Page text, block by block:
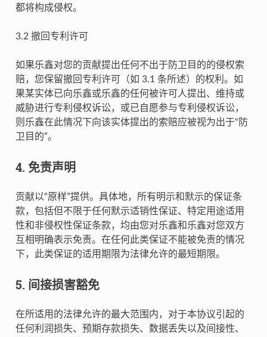
都将构成侵权。
3.2 撤回专利许可
如果乐鑫对您的贡献提出任何不出于防卫目的的侵权索
赔，您保留撤回专利许可（如 3.1 条所述）的权利。如
果某实体已向乐鑫或乐鑫的任何被许可人提出、维持或
威胁进行专利侵权诉讼，或已自愿参与专利侵权诉讼，
则乐鑫在此情况下向该实体提出的索赔应被视为出于“防
卫目的”。
4. 免责声明
贡献以“原样”提供。具体地，所有明示和默示的保证条
款，包括但不限于任何默示适销性保证、特定用途适用
性和非侵权性保证条款，均由您对乐鑫和乐鑫对您双方
互相明确表示免责。在任何此类保证不能被免责的情况
下，此类保证的适用期限为法律允许的最短期限。
5. 间接损害豁免
在所适用的法律允许的最大范围内，对于本协议引起的
任何利润损失、预期存款损失、数据丢失以及间接性、